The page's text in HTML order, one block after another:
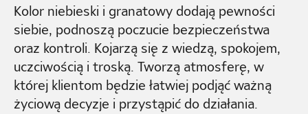
Kolor niebieski i granatowy dodają pewności
siebie, podnoszą poczucie bezpieczeństwa
oraz kontroli. Kojarzą się z wiedzą, spokojem,
uczciwością i troską. Tworzą atmosferę, w
której klientom będzie łatwiej podjąć ważną
życiową decyzje i przystąpić do działania.